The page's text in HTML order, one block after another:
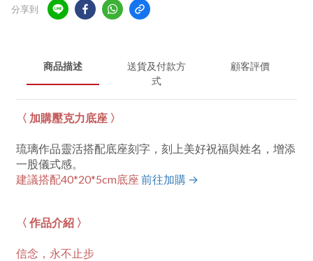
分享到
商品描述
送貨及付款方
式
顧客評價
〈 加購壓克力底座 〉
琉璃作品靈活搭配底座刻字，刻上美好祝福與姓名，增添
一股儀式感。
建議搭配40*20*5cm底座 前往加購 →
〈 作品介紹 〉
信念，永不止步